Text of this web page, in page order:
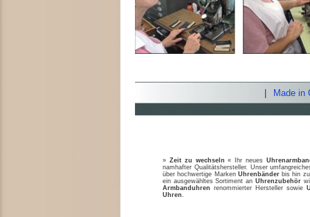
Made in
» Zeit zu wechseln « Ihr neues
namhafter Qualitätshersteller. Unser
über hochwertige Marken Uhrenbänderbis hin zu
ein ausgewähltes Sortiment an Uhrenzubehör
Armbanduhren renommierter Hersteller sowie
Uhren.